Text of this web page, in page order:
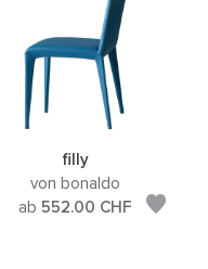
filly
von bonaldo
ab 552.00 CHF